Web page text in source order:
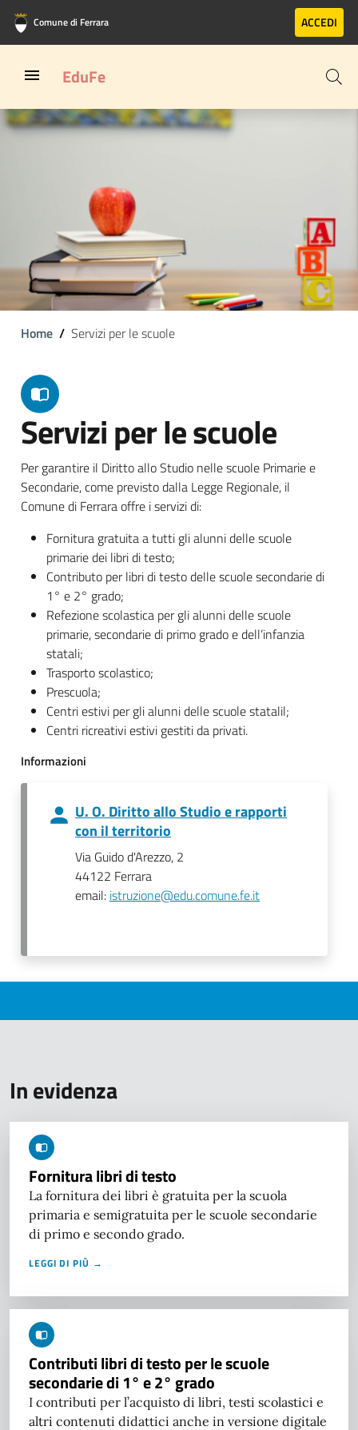
Vai al contenuto principale
Vai al footer
Comune di Ferrara ACCEDI
EduFe
Home Servizi per le scuole
Servizi per le scuole
Per garantire il Diritto allo Studio nelle scuole Primarie e
Secondarie, come previsto dalla Legge Regionale, il
Comune di Ferrara offre i servizi di:
Fornitura gratuita a tutti gli alunni delle scuole
primarie dei libri di testo;
Contributo per libri di testo delle scuole secondarie di
1° e 2° grado;
Refezione scolastica per gli alunni delle scuole
primarie, secondarie di primo grado e dell’infanzia
statali;
Trasporto scolastico;
Prescuola;
Centri estivi per gli alunni delle scuole statalil;
Centri ricreativi estivi gestiti da privati.
Informazioni
U. O. Diritto allo Studio e rapporti
con il territorio
Via Guido d'Arezzo, 2
44122 Ferrara
email: istruzione@edu.comune.fe.it
In evidenza
Fornitura libri di testo
La fornitura dei libri è gratuita per la scuola
primaria e semigratuita per le scuole secondarie
di primo e secondo grado.
LEGGI DI PIÙ →
Contributi libri di testo per le scuole
secondarie di 1° e 2° grado
I contributi per l’acquisto di libri, testi scolastici e
altri contenuti didattici anche in versione digitale